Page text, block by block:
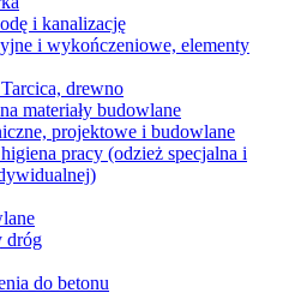
i kanalizację
i wykończeniowe, elementy
drewno
materiały budowlane
projektowe i budowlane
pracy (odzież specjalna i
dróg
do betonu